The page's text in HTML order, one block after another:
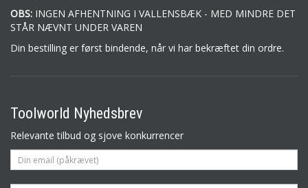
OBS: INGEN AFHENTNING I VALLENSBÆK - MED MINDRE DET
STÅR NÆVNT UNDER VAREN
Din bestilling er først bindende, når vi har bekræftet din ordre.
Toolworld Nyhedsbrev
Relevante tilbud og sjove konkurrencer